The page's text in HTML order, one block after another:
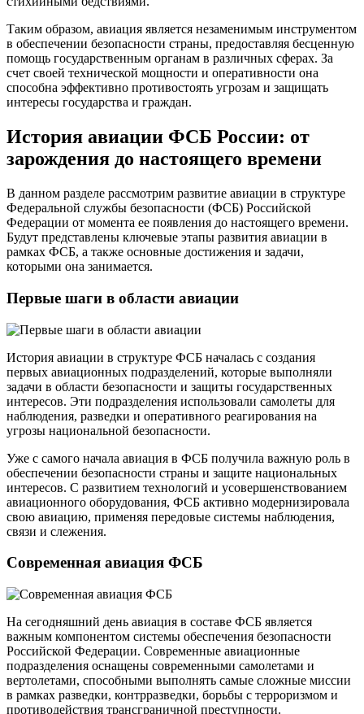
Таким образом, авиация является незаменимым инструментом
в обеспечении безопасности страны, предоставляя бесценную
помощь государственным органам в различных сферах. За
счет своей технической мощности и оперативности она
способна эффективно противостоять угрозам и защищать
интересы государства и граждан.
История авиации ФСБ России: от
зарождения до настоящего времени
В данном разделе рассмотрим развитие авиации в структуре
Федеральной службы безопасности (ФСБ) Российской
Федерации от момента ее появления до настоящего времени.
Будут представлены ключевые этапы развития авиации в
рамках ФСБ, а также основные достижения и задачи,
которыми она занимается.
Первые шаги в области авиации
История авиации в структуре ФСБ началась с создания
первых авиационных подразделений, которые выполняли
задачи в области безопасности и защиты государственных
интересов. Эти подразделения использовали самолеты для
наблюдения, разведки и оперативного реагирования на
угрозы национальной безопасности.
Уже с самого начала авиация в ФСБ получила важную роль в
обеспечении безопасности страны и защите национальных
интересов. С развитием технологий и усовершенствованием
авиационного оборудования, ФСБ активно модернизировала
свою авиацию, применяя передовые системы наблюдения,
связи и слежения.
Современная авиация ФСБ
На сегодняшний день авиация в составе ФСБ является
важным компонентом системы обеспечения безопасности
Российской Федерации. Современные авиационные
подразделения оснащены современными самолетами и
вертолетами, способными выполнять самые сложные миссии
в рамках разведки, контрразведки, борьбы с терроризмом и
противодействия трансграничной преступности.